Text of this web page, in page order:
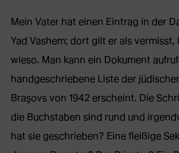
Mein Vater hat einen Eintrag in der
Yad Vashem; dort gilt er als
wieso. Man kann ein Dokument
handgeschriebene Liste der
Braşovs von 1942 erscheint. Die
die Buchstaben sind rund und
hat sie geschrieben? Eine fleißige